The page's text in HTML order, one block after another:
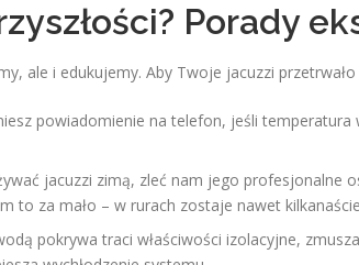
Porady
ale i edukujemy. Aby Twoje jacuzzi
powiadomienie na telefon, jeśli temperatura
jacuzzi zimą, zleć nam jego profesjonalne
to za mało – w rurach zostaje nawet
pokrywa traci właściwości izolacyjne,